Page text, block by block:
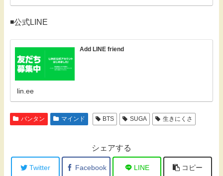
◾️公式LINE
Add LINE friend
lin.ee
バンタン マインド BTS SUGA 生きにくさ
シェアする
Twitter Facebook LINE コピー